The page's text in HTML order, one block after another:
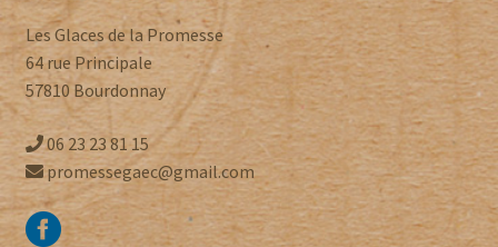
Les Glaces de la Promesse
64 rue Principale
57810 Bourdonnay
06 23 23 81 15
promessegaec@gmail.com